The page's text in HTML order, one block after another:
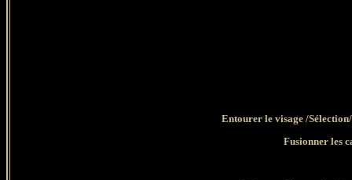
Entourer le visage /
Fusionner les